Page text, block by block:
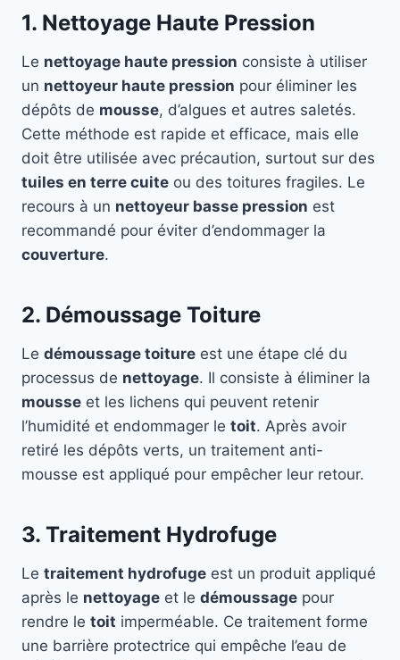
1. Nettoyage Haute Pression
Le nettoyage haute pression consiste à utiliser
un nettoyeur haute pression pour éliminer les
dépôts de mousse, d’algues et autres saletés.
Cette méthode est rapide et efficace, mais elle
doit être utilisée avec précaution, surtout sur des
tuiles en terre cuite ou des toitures fragiles. Le
recours à un nettoyeur basse pression est
recommandé pour éviter d’endommager la
couverture.
2. Démoussage Toiture
Le démoussage toiture est une étape clé du
processus de nettoyage. Il consiste à éliminer la
mousse et les lichens qui peuvent retenir
l’humidité et endommager le toit. Après avoir
retiré les dépôts verts, un traitement anti-
mousse est appliqué pour empêcher leur retour.
3. Traitement Hydrofuge
Le traitement hydrofuge est un produit appliqué
après le nettoyage et le démoussage pour
rendre le toit imperméable. Ce traitement forme
une barrière protectrice qui empêche l’eau de